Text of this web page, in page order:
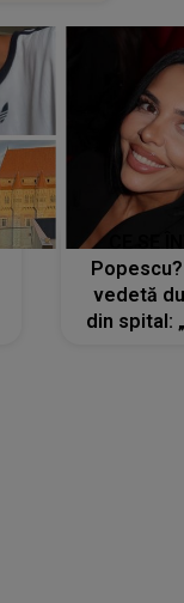
vedetă
din spital: